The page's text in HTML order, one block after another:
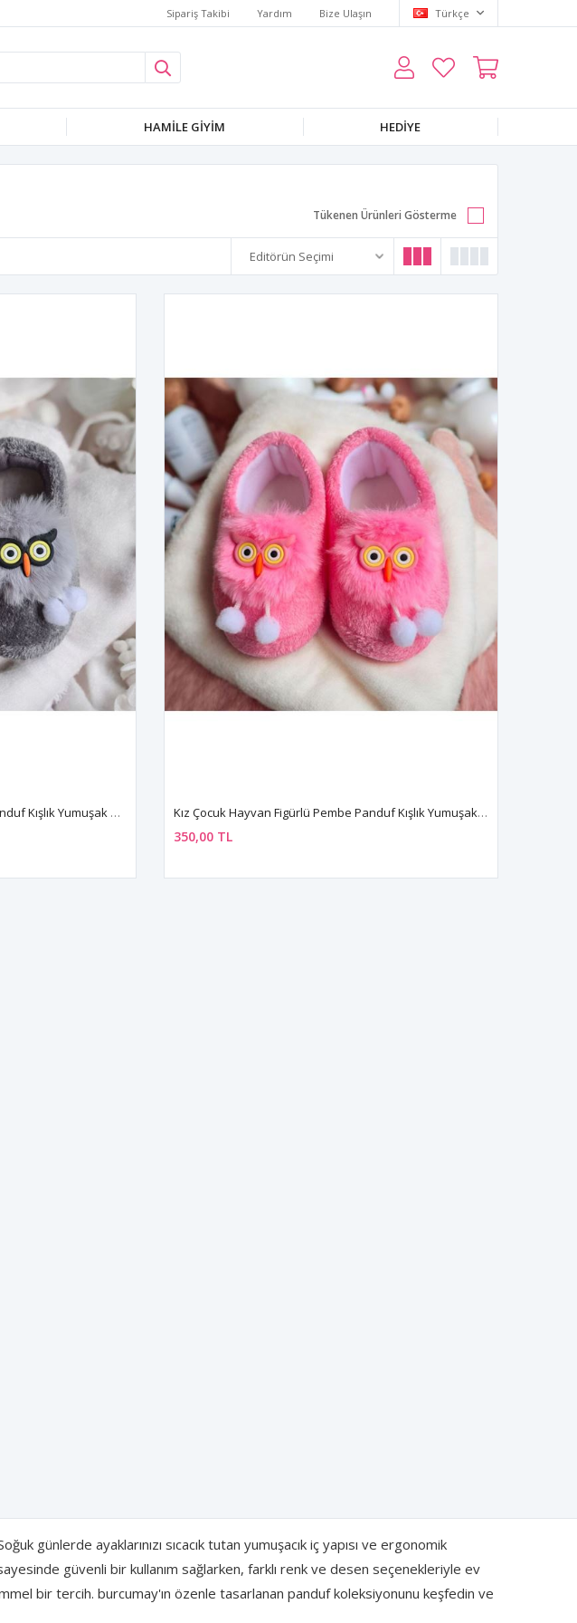
Sipariş Takibi Yardım Bize Ulaşın Türkçe
HAMILE GIYIM HEDIYE
Tükenen Ürünleri Gösterme
Erkek Çocuk Hayvan Figürlü Gri Panduf Kışlık Yumuşak Peluş Ev Kreş Ayakkabısı Kız Çocuk Hayvan Figürlü Pembe Panduf Kışlık Yumuşak Peluş Ev Ayakkabısı
350,00 TL
günlerde ayaklarınızı sıcacık tutan yumuşacık iç yapısı ve ergonomik
güvenli bir kullanım sağlarken, farklı renk ve desen seçenekleriyle ev
bir tercih. burcumay'ın özenle tasarlanan panduf koleksiyonunu keşfedin ve